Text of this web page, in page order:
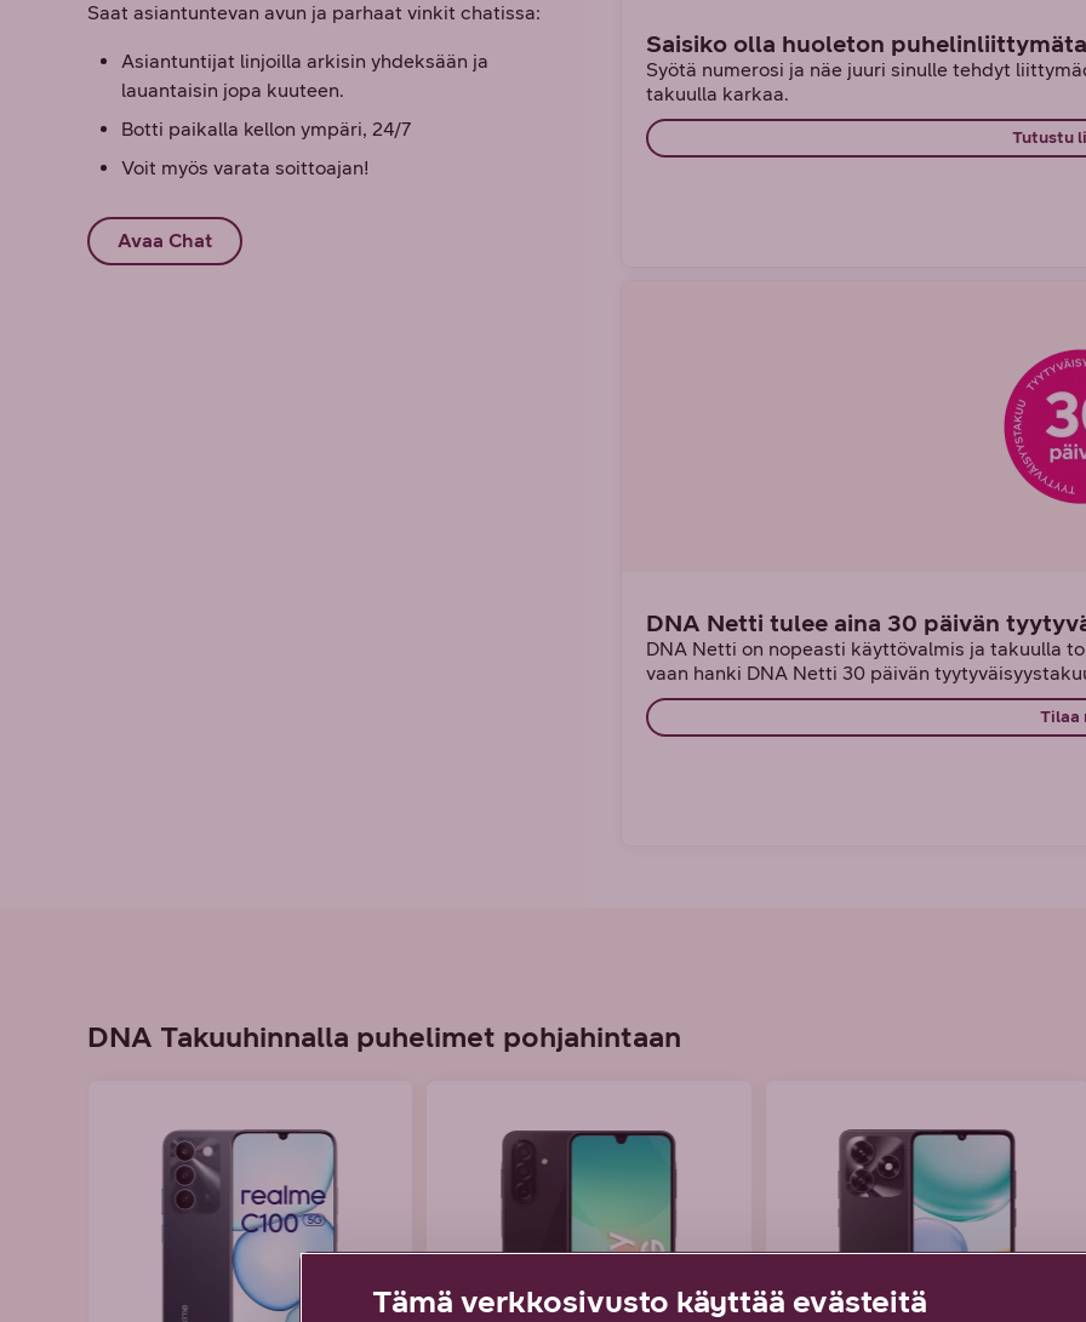
Saat asiantuntevan avun ja parhaat vinkit chatissa:
Asiantuntijat linjoilla arkisin yhdeksään ja
lauantaisin jopa kuuteen.
Botti paikalla kellon ympäri, 24/7
Voit myös varata soittoajan!
Avaa Chat
Saisiko olla huoleton
Syötä numerosi ja näe juuri sinulle tehdyt
takuulla karkaa.
Tutustu
DNA Netti tulee aina 30 päivän
DNA Netti on nopeasti käyttövalmis ja takuulla
vaan hanki DNA Netti 30 päivän
Tilaa
DNA Takuuhinnalla puhelimet pohjahintaan
Tämä verkkosivusto käyttää evästeitä